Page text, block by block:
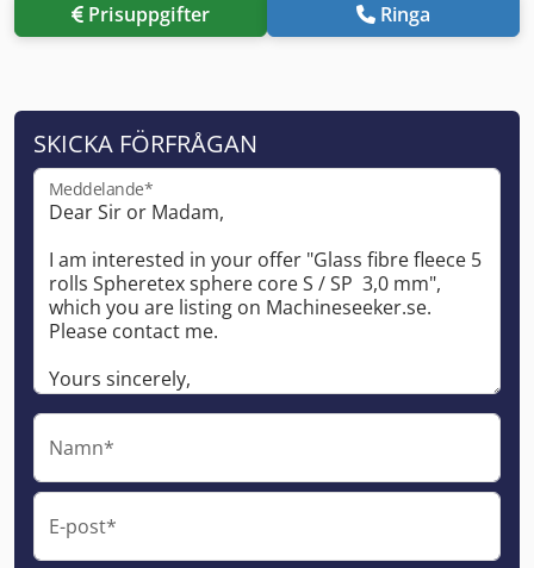
Prisuppgifter Ringa
SKICKA FÖRFRÅGAN
Meddelande*
Namn*
E-post*